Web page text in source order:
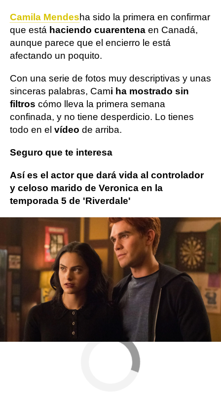
Camila Mendesha sido la primera en confirmar
que está haciendo cuarentena en Canadá,
aunque parece que el encierro le está
afectando un poquito.
Con una serie de fotos muy descriptivas y unas
sinceras palabras, Cami ha mostrado sin
filtros cómo lleva la primera semana
confinada, y no tiene desperdicio. Lo tienes
todo en el vídeo de arriba.
Seguro que te interesa
Así es el actor que dará vida al controlador
y celoso marido de Veronica en la
temporada 5 de 'Riverdale'
Más sobre este tema:
COVID-19 rodaje